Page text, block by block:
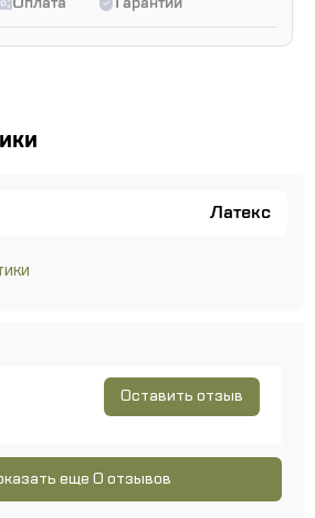
Латекс
Оставить отзыв
еще 0 отзывов